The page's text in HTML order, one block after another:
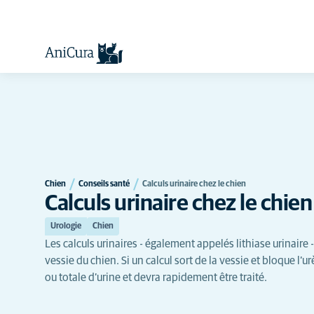
Chien Conseils santé Calculs urinaire chez le chien
Calculs urinaire chez le chien
Urologie Chien
Les calculs urinaires - également appelés lithiase
vessie du chien. Si un calcul sort de la vessie et bloque
ou totale d’urine et devra rapidement être traité.